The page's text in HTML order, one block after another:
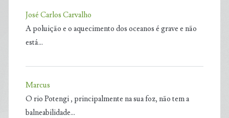
José Carlos Carvalho
A poluição e o aquecimento dos oceanos é grave e não
está…
Marcus
O rio Potengi , principalmente na sua foz, não tem a
balneabilidade…